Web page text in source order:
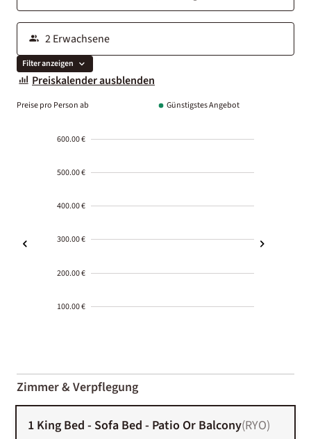
Filter anzeigen
Preiskalender ausblenden
Preise pro Person ab Günstigstes Angebot
600.00 €
500.00 €
400.00 €
300.00 €
200.00 €
100.00 €
01-02
Zimmer & Verpflegung
1 King Bed - Sofa Bed - Patio Or Balcony(RYO)